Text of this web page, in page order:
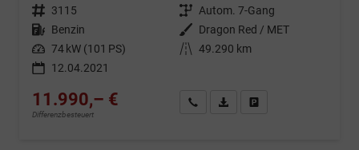
Fahrzeugnr. 3115 Getriebe Autom. 7-Gang
Kraftstoff Benzin Außenfarbe Dragon Red / MET
Leistung 74 kW (101 PS) Kilometerstand 49.290 km
12.04.2021
11.990,– €
Differenzbesteuert
Wir rufen Sie anFahrzeugexposé (PDF)